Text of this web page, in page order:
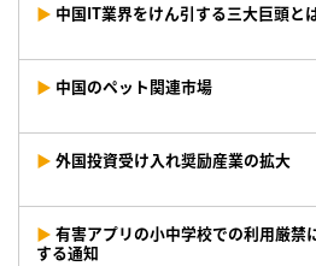
▶ 中国IT業界をけん引する三大巨頭と
▶ 中国のペット関連市場
▶ 外国投資受け入れ奨励産業の拡大
▶ 有害アプリの小中学校での利用厳禁
する通知